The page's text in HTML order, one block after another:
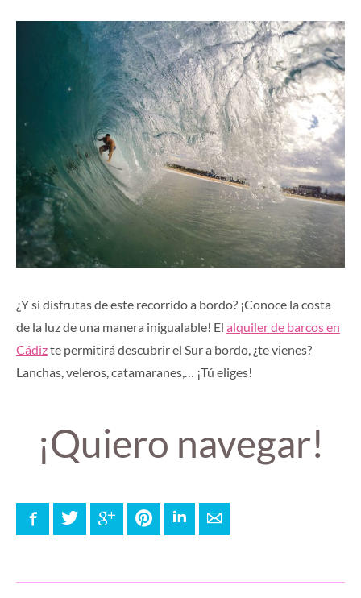
¿Y si disfrutas de este recorrido a bordo? ¡Conoce la costa
de la luz de una manera inigualable! El alquiler de barcos en
Cádizte permitirá descubrir el Sur a bordo, ¿te vienes?
Lanchas, veleros, catamaranes,… ¡Tú eliges!
¡Quiero navegar!
FacebookTwitter Google+ PinterestLinkedInE-mail